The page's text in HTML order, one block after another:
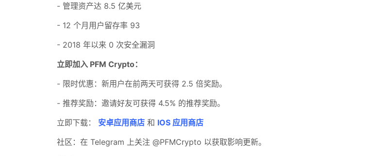
- 管理资产达 8.5 亿美元
- 12 个月用户留存率 93
- 2018 年以来 0 次安全漏洞
立即加入 PFM Crypto：
- 限时优惠：新用户在前两天可获得 2.5 倍奖励。
- 推荐奖励：邀请好友可获得 4.5% 的推荐奖励。
立即下载： 安卓应用商店 和 IOS 应用商店
社区：在 Telegram 上关注 @PFMCrypto 以获取影响更新。